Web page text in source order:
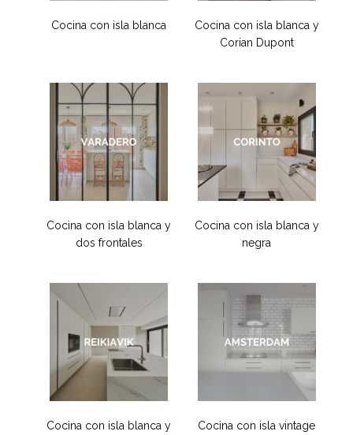
Cocina con isla blanca
Cocina con isla blanca y
Corian Dupont
Cocina con isla blanca y
dos frontales
Cocina con isla blanca y
negra
Cocina con isla blanca y
Cocina con isla vintage